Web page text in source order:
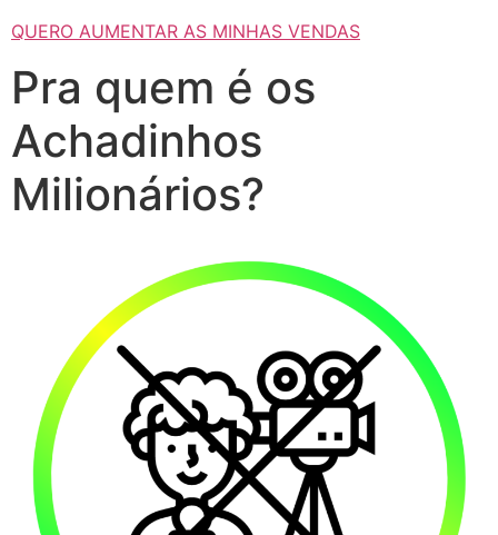
QUERO AUMENTAR AS MINHAS VENDAS
Pra quem é os
Achadinhos
Milionários?